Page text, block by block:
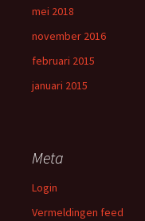
mei 2018
november 2016
februari 2015
januari 2015
Meta
Login
Vermeldingen feed